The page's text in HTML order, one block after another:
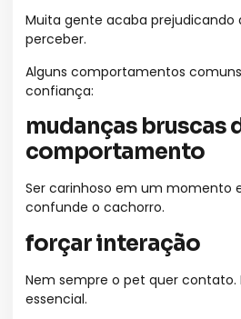
Muita gente acaba prejudicando
perceber.
Alguns comportamentos
confiança:
mudanças bruscas
comportamento
Ser carinhoso em um momento
confunde o cachorro.
forçar interação
Nem sempre o pet quer contato.
essencial.